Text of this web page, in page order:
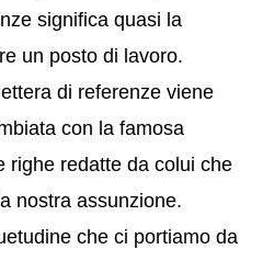
significa quasi la
un posto di lavoro.
di referenze viene
con la famosa
righe redatte da colui che
nostra assunzione.
che ci portiamo da